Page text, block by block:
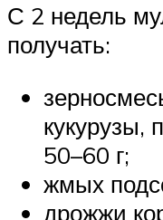
С 2 недель
получать:
50–60 г;
жмых
дрожжи